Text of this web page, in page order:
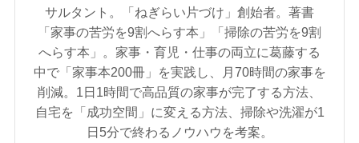
サルタント。「ねぎらい片づけ」創始者。著書
「家事の苦労を9割へらす本」「掃除の苦労を9割
へらす本」。家事・育児・仕事の両立に葛藤する
中で「家事本200冊」を実践し、月70時間の家事を
削減。1日1時間で高品質の家事が完了する方法、
自宅を「成功空間」に変える方法、掃除や洗濯が1
日5分で終わるノウハウを考案。